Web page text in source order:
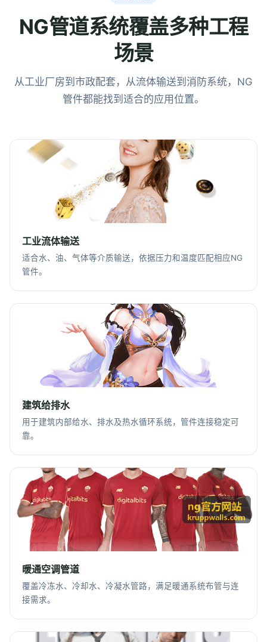
NG管道系统覆盖多种工程
场景
从工业厂房到市政配套，从流体输送到消防系统，NG
管件都能找到适合的应用位置。
工业流体输送
适合水、油、气体等介质输送，依据压力和温度匹配相应NG
管件。
建筑给排水
用于建筑内部给水、排水及热水循环系统，管件连接稳定可
靠。
暖通空调管道
覆盖冷冻水、冷却水、冷凝水管路，满足暖通系统布管与连
接需求。